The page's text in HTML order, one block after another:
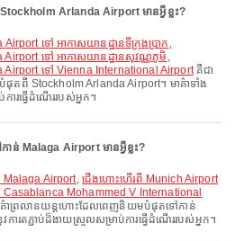
Arlanda Airport មានអ្វីខ្លះ?
ទៅ អាកាសយានដ្ឋានទីក្រុងប្រាក ,
ទៅ អាកាសយានដ្ឋានសុវណ្ណភូមិ ,
Airport ទៅ Vienna International Airportគឺជា
តពី Stockholm Arlanda Airport។ មាគ៌ាទាំង
ារធ្វើដំណើររបស់អ្នក។
ន់ Malaga Airport មានអ្វីខ្លះ?
Malaga Airport, ជើងហោះហើរពី Munich Airport
Casablanca Mohammed V International
ាព្រលានយន្តហោះដែលពេញនិយមបំផុតទៅកាន់
ការតភ្ជាប់ដ៏ងាយស្រួលសម្រាប់ការធ្វើដំណើររបស់អ្នក។